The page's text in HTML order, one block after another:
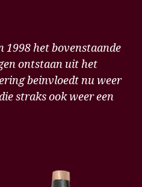
het bovenstaande
ontstaan uit het
beinvloedt nu weer
straks ook weer een